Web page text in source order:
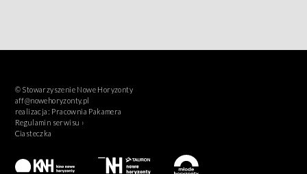
© Stowarzyszenie Nowe Horyzonty
aff@nowehoryzonty.pl
realizacja: Pracownia Pakamera
Regulamin serwisu ›
Ciasteczka